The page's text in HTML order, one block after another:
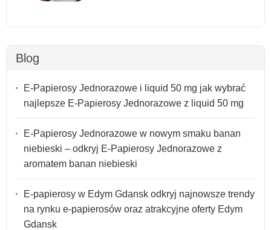
Blog
E-Papierosy Jednorazowe i liquid 50 mg jak wybrać
najlepsze E-Papierosy Jednorazowe z liquid 50 mg
E-Papierosy Jednorazowe w nowym smaku banan
niebieski – odkryj E-Papierosy Jednorazowe z
aromatem banan niebieski
E-papierosy w Edym Gdansk odkryj najnowsze trendy
na rynku e-papierosów oraz atrakcyjne oferty Edym
Gdansk